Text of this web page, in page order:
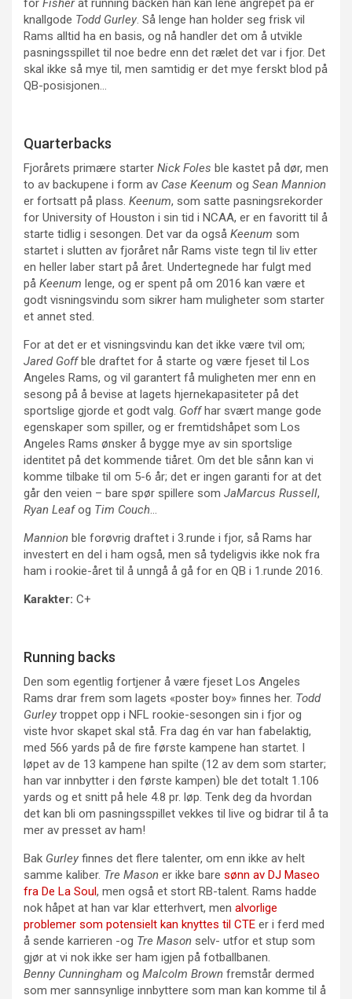
for Fisherat running backen han kan lene angrepet på er
knallgode Todd Gurley. Så lenge han holder seg frisk vil
Rams alltid ha en basis, og nå handler det om å utvikle
pasningsspillet til noe bedre enn det rælet det var i fjor. Det
skal ikke så mye til, men samtidig er det mye ferskt blod på
QB-posisjonen…
Quarterbacks
Fjorårets primære starter Nick Foles ble kastet på dør, men
to av backupene i form av Case Keenum og Sean Mannion
er fortsatt på plass. Keenum, som satte pasningsrekorder
for University of Houston i sin tid i NCAA, er en favoritt til å
starte tidlig i sesongen. Det var da også Keenum som
startet i slutten av fjoråret når Rams viste tegn til liv etter
en heller laber start på året. Undertegnede har fulgt med
på Keenum lenge, og er spent på om 2016 kan være et
godt visningsvindu som sikrer ham muligheter som starter
et annet sted.
For at det er et visningsvindu kan det ikke være tvil om;
Jared Goffble draftet for å starte og være fjeset til Los
Angeles Rams, og vil garantert få muligheten mer enn en
sesong på å bevise at lagets hjernekapasiteter på det
sportslige gjorde et godt valg. Goffhar svært mange gode
egenskaper som spiller, og er fremtidshåpet som Los
Angeles Rams ønsker å bygge mye av sin sportslige
identitet på det kommende tiåret. Om det ble sånn kan vi
komme tilbake til om 5-6 år; det er ingen garanti for at det
går den veien – bare spør spillere som JaMarcus Russell,
Ryan Leafog Tim Couch…
Mannion ble forøvrig draftet i 3.runde i fjor, så Rams har
investert en del i ham også, men så tydeligvis ikke nok fra
ham i rookie-året til å unngå å gå for en QB i 1.runde 2016.
Karakter: C+
Running backs
Den som egentlig fortjener å være fjeset Los Angeles
Rams drar frem som lagets «poster boy» finnes her. Todd
Gurley troppet opp i NFL rookie-sesongen sin i fjor og
viste hvor skapet skal stå. Fra dag én var han fabelaktig,
med 566 yards på de fire første kampene han startet. I
løpet av de 13 kampene han spilte (12 av dem som starter;
han var innbytter i den første kampen) ble det totalt 1.106
yards og et snitt på hele 4.8 pr. løp. Tenk deg da hvordan
det kan bli om pasningsspillet vekkes til live og bidrar til å ta
mer av presset av ham!
Bak Gurley finnes det flere talenter, om enn ikke av helt
samme kaliber. Tre Mason er ikke bare sønn av DJ Maseo
fra De La Soul , men også et stort RB-talent. Rams hadde
nok håpet at han var klar etterhvert, men alvorlige
problemer som potensielt kan knyttes til CTE er i ferd med
å sende karrieren -og Tre Mason selv- utfor et stup som
gjør at vi nok ikke ser ham igjen på fotballbanen.
Benny Cunningham og Malcolm Brown fremstår dermed
som mer sannsynlige innbyttere som man kan komme til å